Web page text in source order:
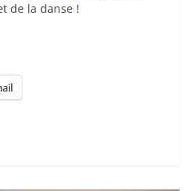
de la danse !